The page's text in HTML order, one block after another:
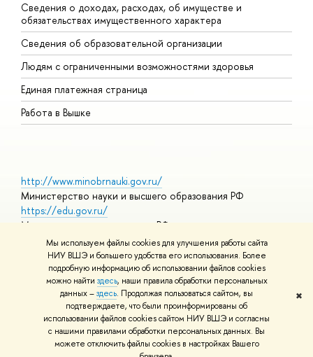
Мы используем файлы cookies для улучшения работы сайта
НИУ ВШЭ и большего удобства его использования. Более
подробную информацию об использовании файлов cookies
можно найти здесь, наши правила обработки персональных
данных –здесь. Продолжая пользоваться сайтом, вы
подтверждаете, что были проинформированы об
использовании файлов cookies сайтом НИУ ВШЭ и согласны
с нашими правилами обработки персональных данных. Вы
можете отключить файлы cookies в настройках Вашего
✖
Сведения о доходах, расходах, об имуществе и
обязательствах имущественного характера
Сведения об образовательной организации
Людям с ограниченными возможностями здоровья
Единая платежная страница
Работа в Вышке
http://www.minobrnauki.gov.ru/
Министерство науки и высшего образования РФ
https://edu.gov.ru/
Министерство просвещения РФ
https://elearning.hse.ru/mooc
Массовые открытые онлайн-курсы
© НИУ ВШЭ 1993–2026 Адреса и контактыУсловия
использования материалов Политика конфиденциальности
Шрифты HSE Sans и HSE Slab разработаны вШколе дизайна НИУ